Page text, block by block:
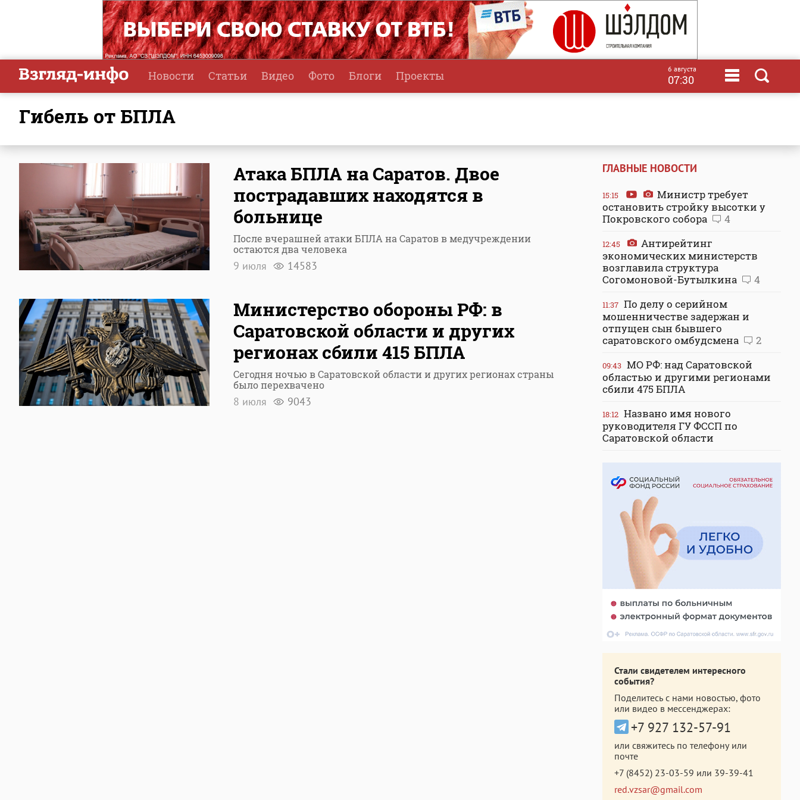
Новости Статьи Видео Фото Блоги Проекты 6 августа
07:30
гибель от БПЛА
Атака БПЛА на Саратов. Двое
пострадавших находятся в
больнице
После вчерашней атаки БПЛА на Саратов в медучреждении
остаются два человека
9 июля 14583
Министерство обороны РФ: в
Саратовской области и других
регионах сбили 415 БПЛА
Сегодня ночью в Саратовской области и других регионах страны
было перехвачено
8 июля 9043
ГЛАВНЫЕ НОВОСТИ
15:15
Министр требует
остановить стройку высотки у
Покровского собора
4
12:45
Антирейтинг
экономических министерств
возглавила структура
Согомоновой-Бутылкина
4
11:37 По делу о серийном
мошенничестве задержан и
отпущен сын бывшего
саратовского омбудсмена
2
09:43 МО РФ: над Саратовской
областью и другими регионами
сбили 475 БПЛА
18:12 Названо имя нового
руководителя ГУ ФССП по
Саратовской области
Стали свидетелем интересного
события?
Поделитесь с нами новостью, фото
или видео в мессенджерах:
+7 927 132-57-91
или свяжитесь по телефону или
почте
+7 (8452) 23-03-59 или 39-39-41
red.vzsar@gmail.com